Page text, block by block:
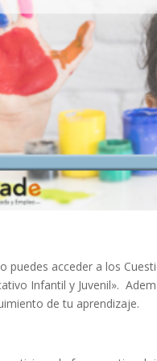
puedes acceder a los
Infantil y Juvenil».
de tu aprendizaje.